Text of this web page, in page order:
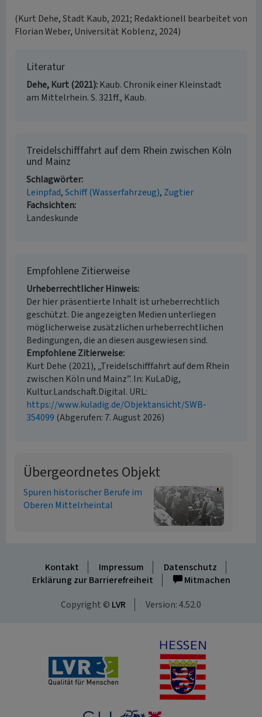
(Kurt Dehe, Stadt Kaub, 2021; Redaktionell bearbeitet von
Florian Weber, Universität Koblenz, 2024)
Literatur
Dehe, Kurt (2021) Kaub. Chronik einer Kleinstadt
am Mittelrhein. S. 321ff., Kaub.
Treidelschifffahrt auf dem Rhein zwischen Köln
und Mainz
Schlagwörter
Leinpfad Schiff (Wasserfahrzeug) Zugtier
Fachsichten
Landeskunde
Empfohlene Zitierweise
Urheberrechtlicher Hinweis
Der hier präsentierte Inhalt ist urheberrechtlich
geschützt. Die angezeigten Medien unterliegen
möglicherweise zusätzlichen urheberrechtlichen
Bedingungen, die an diesen ausgewiesen sind.
Empfohlene Zitierweise
Kurt Dehe (2021), „Treidelschifffahrt auf dem Rhein
zwischen Köln und Mainz”. In: KuLaDig,
Kultur.Landschaft.Digital. URL:
https://www.kuladig.de/Objektansicht/SWB-
354099 (Abgerufen: 7. August 2026)
Übergeordnetes Objekt
Spuren historischer Berufe im
Oberen Mittelrheintal
Kontakt Impressum
Datenschutz
Erklärung zur Barrierefreiheit
Mitmachen
Copyright © LVR Version: 4.52.0